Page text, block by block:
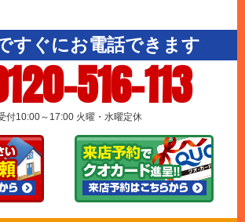
すぐにお電話できます
516-113
付10:00～17:00 火曜・水曜定休